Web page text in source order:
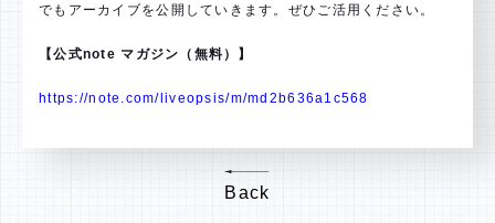
でもアーカイブを公開していきます。ぜひご活用ください。
【公式note マガジン（無料）】
https://note.com/liveopsis/m/md2b636a1c568
Back